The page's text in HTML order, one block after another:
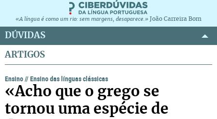
«A língua é como um rio: sem margens, desaparece.» João Carreira Bom
DÚVIDAS
ARTIGOS
Ensino//Ensino das línguas clássicas
«Acho que o grego se
tornou uma espécie de